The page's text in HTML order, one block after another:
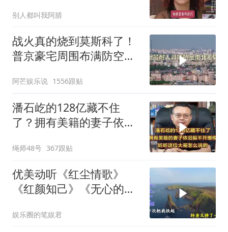
别人都叫我阿腈
战火真的烧到莫斯科了！
普京豪宅周围布满防空
阿芒娱乐说 1556跟贴
潘石屹的128亿藏不住
了？拥有美籍的妻子依旧
绳师48号 367跟贴
优美动听《红尘情歌》
《红颜知己》《无心的相
娱乐圈的笔娱君